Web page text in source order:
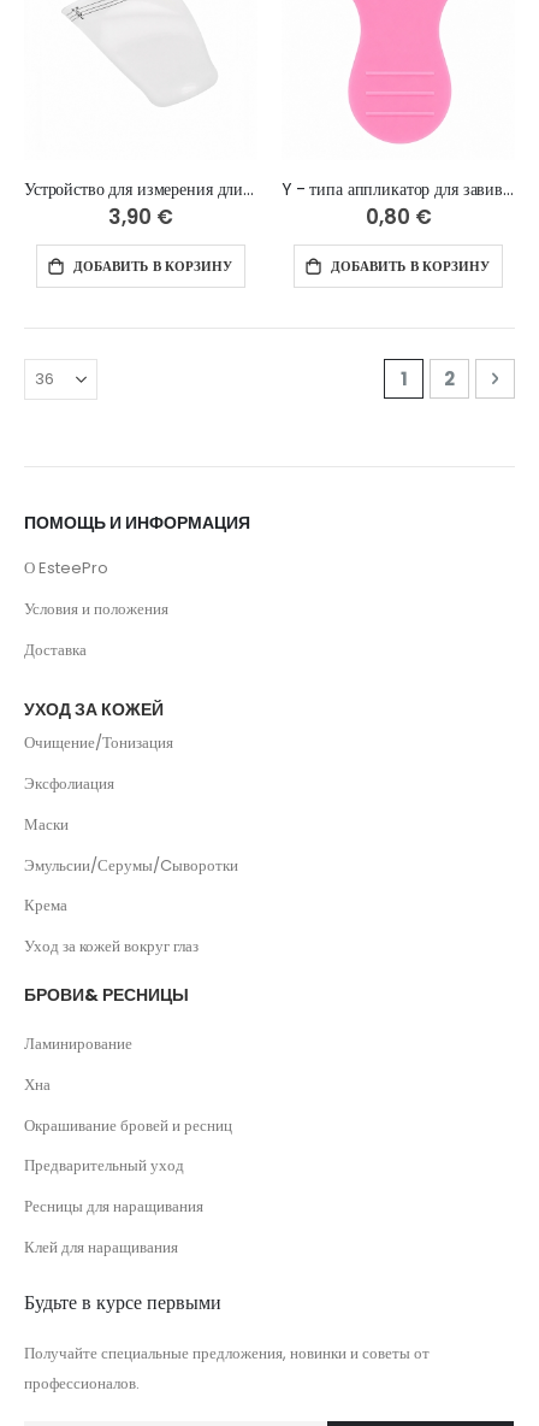
Устройство для измерения длины ресниц
3,90 €
ДОБАВИТЬ В КОРЗИНУ
Y - типа аппликатор для завивки ресниц
0,80 €
ДОБАВИТЬ В КОРЗИНУ
Страница
Вы сейчас
1 Страница
2
ПОМОЩЬ И ИНФОРМАЦИЯ
О EsteePro
Условия и положения
Доставка
УХОД ЗА КОЖЕЙ
Очищение/Тонизация
Эксфолиация
Маски
Эмульсии/Серумы/Cыворотки
Крема
Уход за кожей вокруг глаз
БРОВИ& РЕСНИЦЫ
Ламинирование
Хна
Окрашивание бровей и ресниц
Предварительный уход
Ресницы для наращивания
Клей для наращивания
Будьте в курсе первыми
Получайте специальные предложения, новинки и советы от
профессионалов.